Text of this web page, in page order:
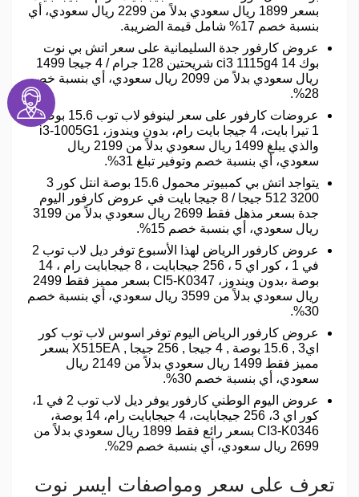
بسعر 1899 ريال سعودي بدلاً من 2299 ريال سعودي، أي
بنسبة خصم 17% شامل قيمة الضريبة.
عروض كارفور جدة السليمانية على سعر اتش بي نوت
بوك 14 ci3 1115g4 شريحتين 128 جرام / 4 جيجا 1499
ريال سعودي بدلاً من 2099 ريال سعودي، أي بنسبة خصم
28%.
عروضات كارفور على سعر لينوفو لاب توب 15.6 بوصة،
1 تيرا بايت، 4 جيجا بايت رام، بدون ويندوز، i3-1005G1
والذي يبلغ 1499 ريال سعودي بدلاً من 2199 ريال
سعودي، أي بنسبة خصم وتوفير تبلغ 31%.
يتواجد اتش بي كمبيوتر محمول 15.6 بوصة انتل كور 3
3200 512 جيجا / 8 جيجا بايت في عروض كارفور اليوم
جدة بسعر مذهل فقط 2699 ريال سعودي بدلاً من 3199
ريال سعودي، أي بنسبة خصم 15%.
عروض كارفور الرياض لهذا الأسبوع توفر ديل لاب توب 2
في 1 ، كور اي 5 ، 256 جيجابايت ، 8 جيجابايت رام ، 14
بوصة ،بدون ويندوز، CI5-K0347 بسعر مميز فقط 2499
ريال سعودي بدلاً من 3599 ريال سعودي، أي بنسبة خصم
30%.
عروض كارفور الرياض اليوم توفر اسوس لاب توب كور
اي3 , 15.6 بوصة , 4 جيجا , 256 جيجا , X515EA بسعر
مميز فقط 1499 ريال سعودي بدلاً من 2149 ريال
سعودي، أي بنسبة خصم 30%.
عروض اليوم الوطني كارفور يوفر ديل لاب توب 2 في 1،
كور اي 3، 256 جيجابايت، 4 جيجابايت رام، 14 بوصة،
CI3-K0346 بسعر رائع فقط 1899 ريال سعودي بدلاً من
2699 ريال سعودي، أي بنسبة خصم 29%.
تعرف على سعر ومواصفات ايسر نوت